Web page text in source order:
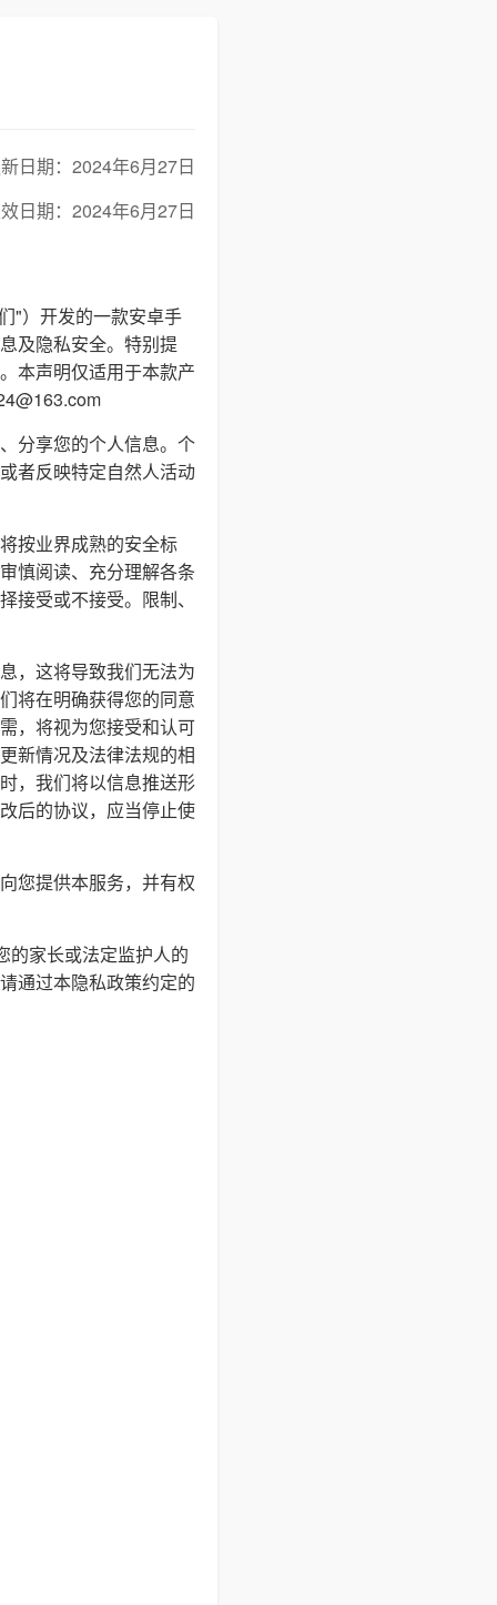
日期：2024年6月27日
日期：2024年6月27日
"）开发的一款安卓手
及隐私安全。特别提
本声明仅适用于本款产
分享您的个人信息。个
者反映特定自然人活动
按业界成熟的安全标
慎阅读、充分理解各条
受或不接受。限制、
，这将导致我们无法为
将在明确获得您的同意
，将视为您接受和认可
新情况及法律法规的相
，我们将以信息推送形
后的协议，应当停止使
您提供本服务，并有权
的家长或法定监护人的
通过本隐私政策约定的